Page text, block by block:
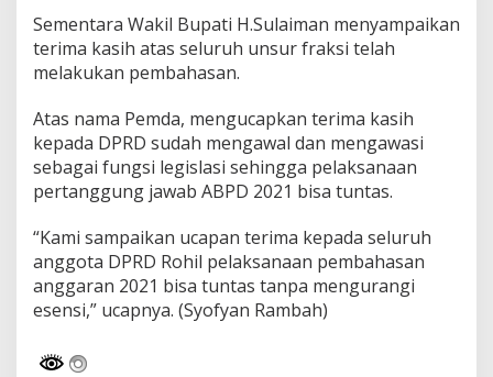
Sementara Wakil Bupati H.Sulaiman menyampaikan
terima kasih atas seluruh unsur fraksi telah
melakukan pembahasan.
Atas nama Pemda, mengucapkan terima kasih
kepada DPRD sudah mengawal dan mengawasi
sebagai fungsi legislasi sehingga pelaksanaan
pertanggung jawab ABPD 2021 bisa tuntas.
“Kami sampaikan ucapan terima kepada seluruh
anggota DPRD Rohil pelaksanaan pembahasan
anggaran 2021 bisa tuntas tanpa mengurangi
esensi,” ucapnya. (Syofyan Rambah)